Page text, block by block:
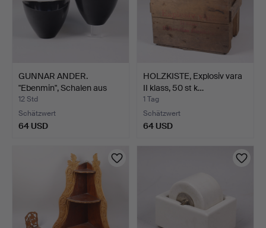
GUNNAR ANDER.
"Ebenmin", Schalen aus
"Eben…
12 Std
Schätzwert
64 USD
HOLZKISTE, Explosiv vara
II klass, 50 st k…
1 Tag
Schätzwert
64 USD